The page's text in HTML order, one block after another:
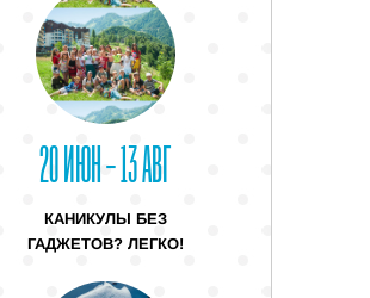
20 ИЮН – 13 АВГ
КАНИКУЛЫ БЕЗ
ГАДЖЕТОВ? ЛЕГКО!